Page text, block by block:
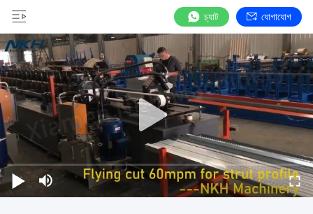
চ্যাট যোগাযোগ